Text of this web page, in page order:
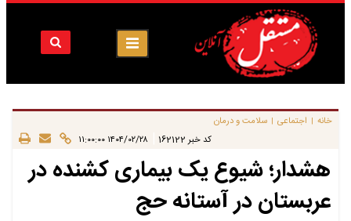
خانه | اجتماعی | سلامت و درمان
کد خبر 162122 ۱۴۰۴/۰۲/۲۸ ۱۱:۰۰:۰۰
هشدار؛ شیوع یک بیماری کشنده در
عربستان در آستانه حج